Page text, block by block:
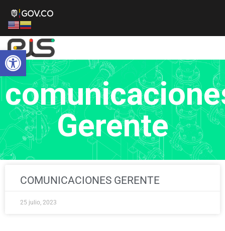
Abrir barra de herramientas
Gerente
COMUNICACIONES GERENTE
25 julio, 2023